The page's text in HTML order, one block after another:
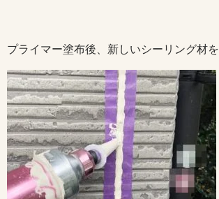
プライマー塗布後、新しいシーリング材を